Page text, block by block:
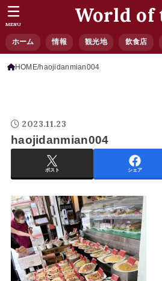
World
ホーム 情報 観光地 飲食店
MENU
HOME haojidanmian004
2023.11.23
haojidanmian004
ポスト シェア